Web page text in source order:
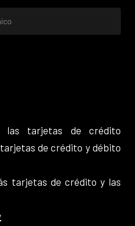
las tarjetas de crédito
de crédito y débito
tarjetas de crédito y las